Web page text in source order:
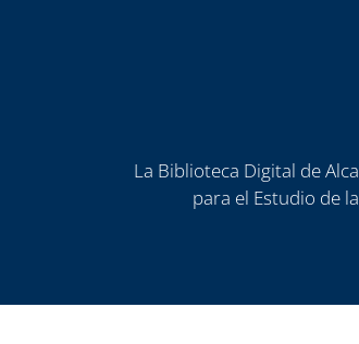
La Biblioteca Digital de
para el Estudio de